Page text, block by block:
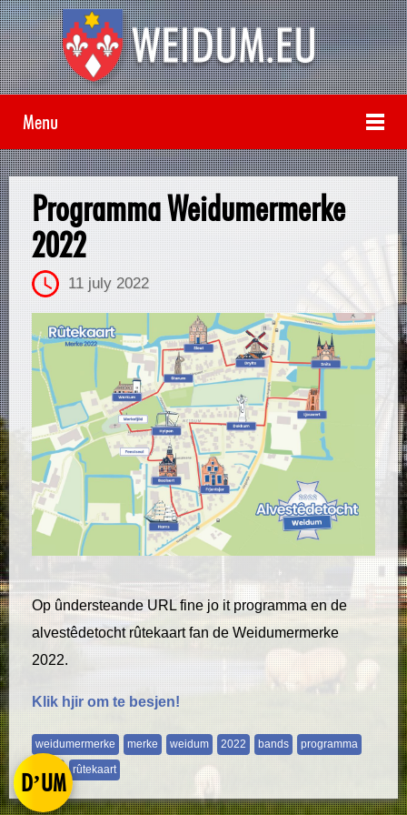
D’UM
Menu
Programma Weidumermerke
2022
11 july 2022
Op ûndersteande URL fine jo it programma en de
alvestêdetocht rûtekaart fan de Weidumermerke
2022.
Klik hjir om te besjen!
weidumermerke merke weidum 2022 bands
programma
rûtekaart